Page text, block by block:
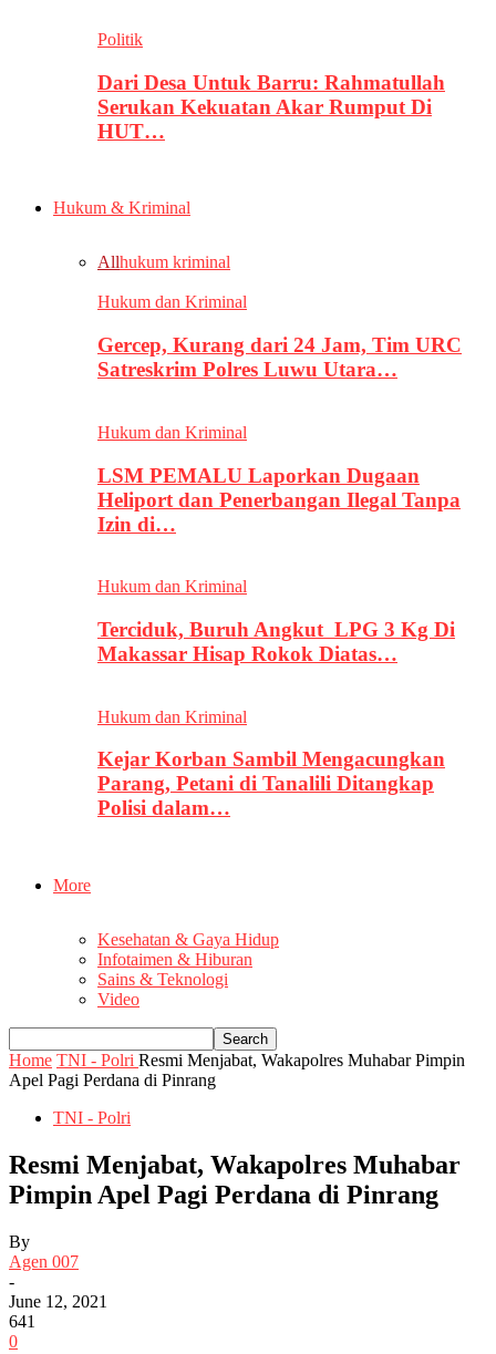
Politik
Dari Desa Untuk Barru: Rahmatullah
Serukan Kekuatan Akar Rumput Di
HUT…
Hukum & Kriminal
Allhukum kriminal
Hukum dan Kriminal
Gercep, Kurang dari 24 Jam, Tim URC
Satreskrim Polres Luwu Utara…
Hukum dan Kriminal
LSM PEMALU Laporkan Dugaan
Heliport dan Penerbangan Ilegal Tanpa
Izin di…
Hukum dan Kriminal
Terciduk, Buruh Angkut LPG 3 Kg Di
Makassar Hisap Rokok Diatas…
Hukum dan Kriminal
Kejar Korban Sambil Mengacungkan
Parang, Petani di Tanalili Ditangkap
Polisi dalam…
More
Kesehatan & Gaya Hidup
Infotaimen & Hiburan
Sains & Teknologi
Video
Home TNI - Polri Resmi Menjabat, Wakapolres Muhabar Pimpin
Apel Pagi Perdana di Pinrang
TNI - Polri
Resmi Menjabat, Wakapolres Muhabar
Pimpin Apel Pagi Perdana di Pinrang
By
Agen 007
-
June 12, 2021
641
0